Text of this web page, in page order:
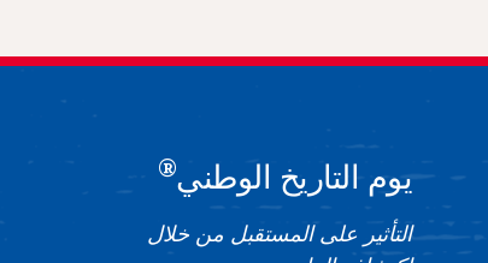
يوم التاريخ الوطني®
التأثير على المستقبل من خلال